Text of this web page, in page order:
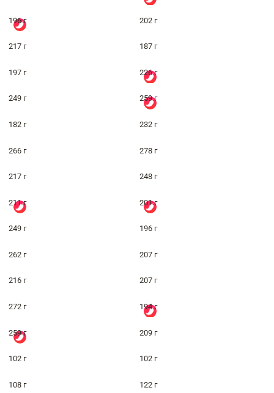
196 г 202 г
217 г 187 г
197 г 226 г
249 г 259 г
182 г 232 г
266 г 278 г
217 г 248 г
211 г 201 г
249 г 196 г
262 г 207 г
216 г 207 г
272 г 194 г
259 г 209 г
102 г 102 г
108 г 122 г